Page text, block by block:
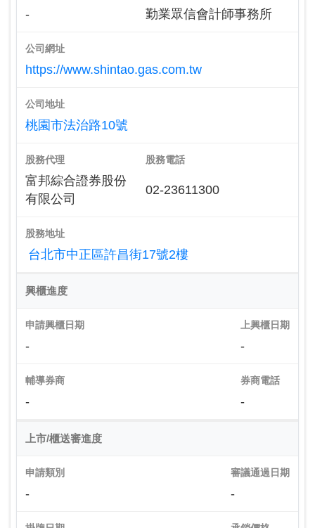
- 勤業眾信會計師事務所
公司網址
https://www.shintao.gas.com.tw
公司地址
桃園市法治路10號
股務代理
富邦綜合證券股份
有限公司
股務電話
02-23611300
股務地址
台北市中正區許昌街17號2樓
興櫃進度
申請興櫃日期
-
上興櫃日期
-
輔導券商
-
券商電話
-
上市/櫃送審進度
申請類別
-
審議通過日期
-